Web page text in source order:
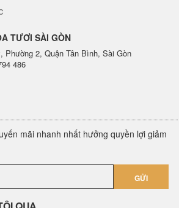
TƯƠI SÀI GÒN
Phường 2, Quận Tân Bình, Sài Gòn
486
mãi nhanh nhất hưởng quyền lợi giảm
GỬI